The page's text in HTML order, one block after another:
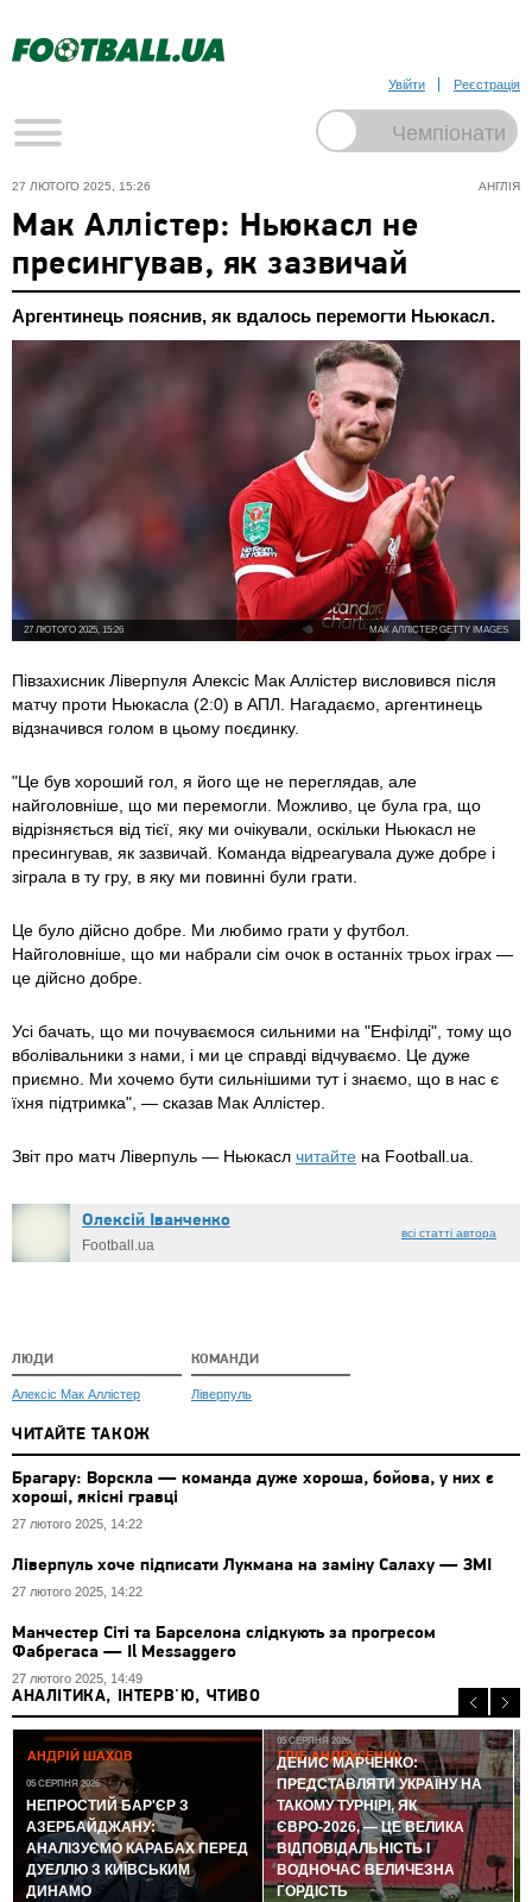
Увійти Реєстрація
АНГЛІЯ
27 ЛЮТОГО 2025, 15:26
Мак Аллістер: Ньюкасл не
пресингував, як зазвичай
Аргентинець пояснив, як вдалось перемогти Ньюкасл.
МАК АЛЛІСТЕР, GETTY IMAGES
27 ЛЮТОГО 2025, 15:26
Півзахисник Ліверпуля Алексіс Мак Аллістер висловився після
матчу проти Ньюкасла (2:0) в АПЛ. Нагадаємо, аргентинець
відзначився голом в цьому поєдинку.
"Це був хороший гол, я його ще не переглядав, але
найголовніше, що ми перемогли. Можливо, це була гра, що
відрізняється від тієї, яку ми очікували, оскільки Ньюкасл не
пресингував, як зазвичай. Команда відреагувала дуже добре і
зіграла в ту гру, в яку ми повинні були грати.
Це було дійсно добре. Ми любимо грати у футбол.
Найголовніше, що ми набрали сім очок в останніх трьох іграх —
це дійсно добре.
Усі бачать, що ми почуваємося сильними на "Енфілді", тому що
вболівальники з нами, і ми це справді відчуваємо. Це дуже
приємно. Ми хочемо бути сильнішими тут і знаємо, що в нас є
їхня підтримка", — сказав Мак Аллістер.
Звіт про матч Ліверпуль — Ньюкасл читайте на Football.ua.
Олексій Іванченко
Football.ua
всі статті автора
ЛЮДИ
Алексіс Мак Аллістер
КОМАНДИ
Ліверпуль
ЧИТАЙТЕ ТАКОЖ
Брагару: Ворскла — команда дуже хороша, бойова, у них є
хороші, якісні гравці
27 лютого 2025, 14:22
Ліверпуль хоче підписати Лукмана на заміну Салаху — ЗМІ
27 лютого 2025, 14:22
Манчестер Сіті та Барселона слідкують за прогресом
Фабрегаса — Il Messaggero
27 лютого 2025, 14:49
АНАЛІТИКА, ІНТЕРВ'Ю, ЧТИВО
АНДРІЙ ШАХОВ
05 СЕРПНЯ 2026
НЕПРОСТИЙ БАР'ЄР З
АЗЕРБАЙДЖАНУ:
АНАЛІЗУЄМО КАРАБАХ ПЕРЕД
ДУЕЛЛЮ З КИЇВСЬКИМ
ДИНАМО
ГЛІБ АНДРУСЕНКО
05 СЕРПНЯ 2026
ДЕНИС МАРЧЕНКО:
ПРЕДСТАВЛЯТИ УКРАЇНУ НА
ТАКОМУ ТУРНІРІ, ЯК
ЄВРО-2026, — ЦЕ ВЕЛИКА
ВІДПОВІДАЛЬНІСТЬ І
ВОДНОЧАС ВЕЛИЧЕЗНА
ГОРДІСТЬ